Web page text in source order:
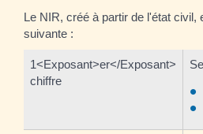
Le NIR, créé à partir de l'état civil,
suivante :
1<Exposant>er</Exposant>
chiffre